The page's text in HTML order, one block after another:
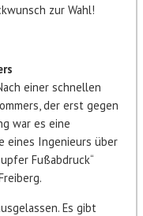
zur Wahl!
einer schnellen
der erst gegen
war es eine
eines Ingenieurs über
Fußabdruck“
Es gibt